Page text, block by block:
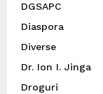
DGSAPC
Diaspora
Diverse
Dr. Ion I. Jinga
Droguri